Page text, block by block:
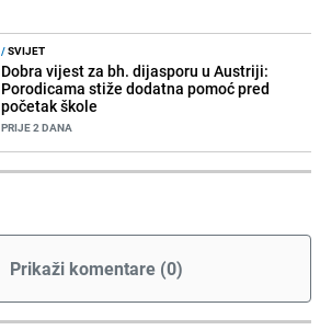
/SVIJET
Dobra vijest za bh. dijasporu u Austriji:
Porodicama stiže dodatna pomoć pred
početak škole
PRIJE 2 DANA
Prikaži komentare (0)